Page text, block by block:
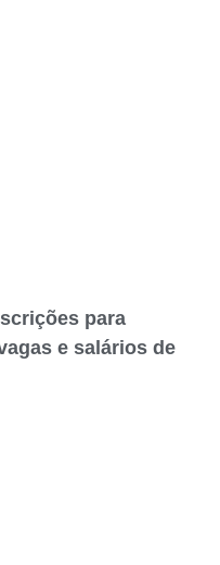
para
e salários de